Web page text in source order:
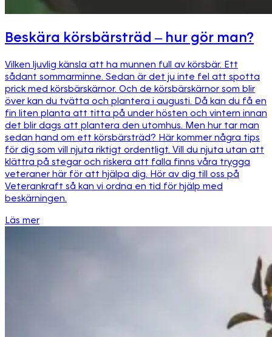
Beskära körsbärsträd – hur gör man?
Vilken ljuvlig känsla att ha munnen full av körsbär. Ett
sådant sommarminne. Sedan är det ju inte fel att spotta
prick med körsbärskärnor. Och de körsbärskärnor som blir
över kan du tvätta och plantera i augusti. Då kan du få en
fin liten planta att titta på under hösten och vintern innan
det blir dags att plantera den utomhus. Men hur tar man
sedan hand om ett körsbärsträd? Här kommer några tips
för dig som vill njuta riktigt ordentligt. Vill du njuta utan att
klättra på stegar och riskera att falla finns våra trygga
veteraner här för att hjälpa dig. Hör av dig till oss på
Veterankraft så kan vi ordna en tid för hjälp med
beskärningen.
Läs mer